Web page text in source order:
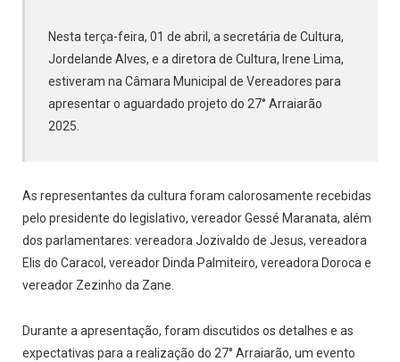
Nesta terça-feira, 01 de abril, a secretária de Cultura,
Jordelande Alves, e a diretora de Cultura, Irene Lima,
estiveram na Câmara Municipal de Vereadores para
apresentar o aguardado projeto do 27° Arraiarão
2025.
As representantes da cultura foram calorosamente recebidas
pelo presidente do legislativo, vereador Gessé Maranata, além
dos parlamentares: vereadora Jozivaldo de Jesus, vereadora
Elis do Caracol, vereador Dinda Palmiteiro, vereadora Doroca e
vereador Zezinho da Zane.
Durante a apresentação, foram discutidos os detalhes e as
expectativas para a realização do 27° Arraiarão, um evento